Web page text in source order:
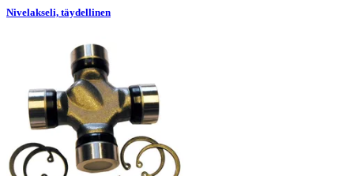
Nivelakseli, täydellinen